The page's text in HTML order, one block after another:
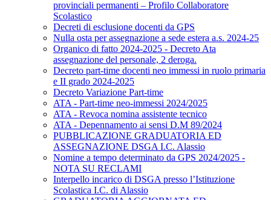
provinciali permanenti – Profilo Collaboratore
Scolastico
Decreti di esclusione docenti da GPS
Nulla osta per assegnazione a sede estera a.s. 2024-25
Organico di fatto 2024-2025 - Decreto Ata
assegnazione del personale, 2 deroga.
Decreto part-time docenti neo immessi in ruolo primaria
e II grado 2024-2025
Decreto Variazione Part-time
ATA - Part-time neo-immessi 2024/2025
ATA - Revoca nomina assistente tecnico
ATA - Depennamento ai sensi D.M 89/2024
PUBBLICAZIONE GRADUATORIA ED
ASSEGNAZIONE DSGA I.C. Alassio
Nomine a tempo determinato da GPS 2024/2025 -
NOTA SU RECLAMI
Interpello incarico di DSGA presso l’Istituzione
Scolastica I.C. di Alassio